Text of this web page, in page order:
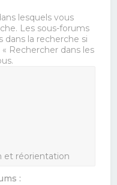
lesquels vous
Les sous-forums
la recherche si
Rechercher dans les
: